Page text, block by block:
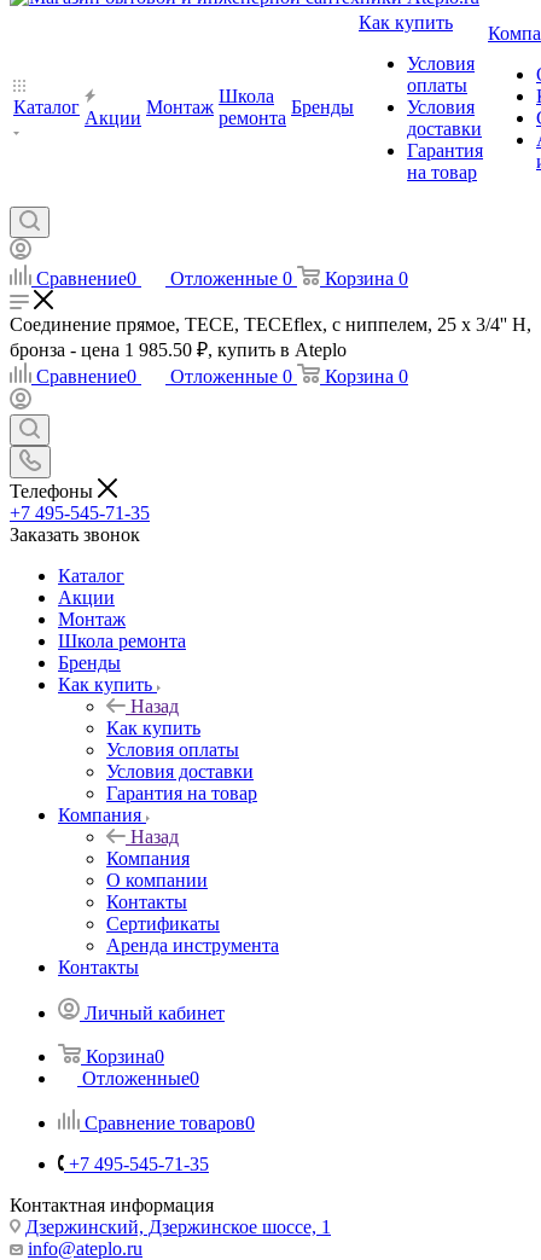
Каталог
Акции
Монтаж
Школа
ремонта
Бренды
Как купить
Условия
оплаты
Условия
доставки
Гарантия
на товар
Сравнение0 Отложенные 0 Корзина 0
Соединение прямое, TECE, TECEflex, с ниппелем, 25 х 3/4'' Н,
бронза - цена 1 985.50 ₽, купить в Ateplo
Сравнение0 Отложенные 0 Корзина 0
Телефоны
+7 495-545-71-35
Заказать звонок
Каталог
Акции
Монтаж
Школа ремонта
Бренды
Как купить
Назад
Как купить
Условия оплаты
Условия доставки
Гарантия на товар
Компания
Назад
Компания
О компании
Контакты
Сертификаты
Аренда инструмента
Контакты
Личный кабинет
Корзина0
Отложенные0
Сравнение товаров0
+7 495-545-71-35
Контактная информация
Дзержинский, Дзержинское шоссе, 1
info@ateplo.ru